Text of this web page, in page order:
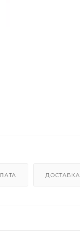
ДОСТАВКА